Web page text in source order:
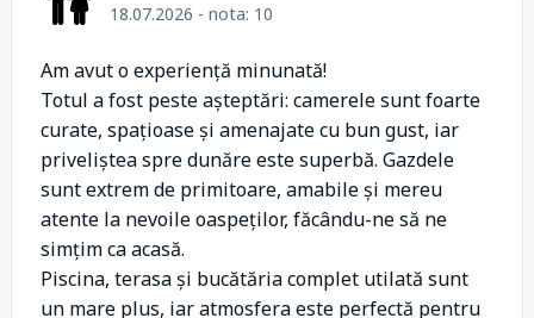
18.07.2026 - nota: 10
Am avut o experiență minunată!
Totul a fost peste așteptări: camerele sunt foarte
curate, spațioase și amenajate cu bun gust, iar
priveliștea spre dunăre este superbă. Gazdele
sunt extrem de primitoare, amabile și mereu
atente la nevoile oaspeților, făcându-ne să ne
simțim ca acasă.
Piscina, terasa și bucătăria complet utilată sunt
un mare plus, iar atmosfera este perfectă pentru